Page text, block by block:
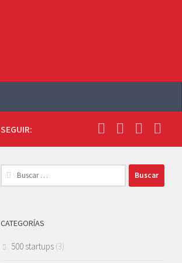
SEGUIR:
Buscar:
CATEGORÍAS
500 startups (3)